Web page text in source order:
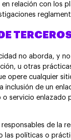
relación con los
no aborda, y
u otras
opere cualquier
inclusión de un
o servicio enlazado
de la
las políticas o